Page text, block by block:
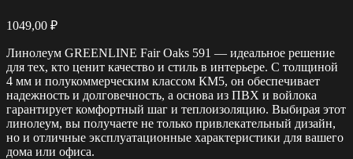
1049,00 ₽
Линолеум GREENLINE Fair Oaks 591 — идеальное решение
для тех, кто ценит качество и стиль в интерьере. С толщиной
4 мм и полукоммерческим классом КМ5, он обеспечивает
надежность и долговечность, а основа из ПВХ и войлока
гарантирует комфортный шаг и теплоизоляцию. Выбирая этот
линолеум, вы получаете не только привлекательный дизайн,
но и отличные эксплуатационные характеристики для вашего
дома или офиса.